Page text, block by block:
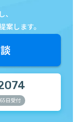
案します。
日受付